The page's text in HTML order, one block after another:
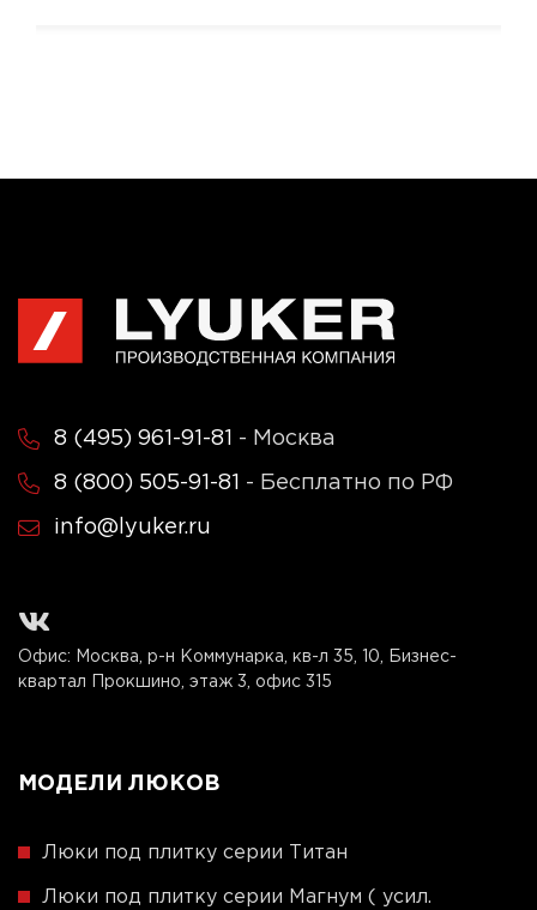
8 (495) 961-91-81 - Москва
8 (800) 505-91-81 - Бесплатно по РФ
info@lyuker.ru
Офис: Москва, р-н Коммунарка, кв-л 35, 10, Бизнес-
квартал Прокшино, этаж 3, офис 315
МОДЕЛИ ЛЮКОВ
Люки под плитку серии Титан
Люки под плитку серии Магнум ( усил.